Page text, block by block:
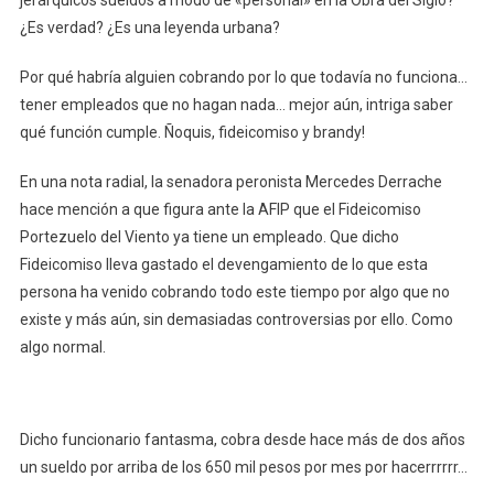
¿Es verdad? ¿Es una leyenda urbana?
Por qué habría alguien cobrando por lo que todavía no funciona…
tener empleados que no hagan nada… mejor aún, intriga saber
qué función cumple. Ñoquis, fideicomiso y brandy!
En una nota radial, la senadora peronista Mercedes Derrache
hace mención a que figura ante la AFIP que el Fideicomiso
Portezuelo del Viento ya tiene un empleado. Que dicho
Fideicomiso lleva gastado el devengamiento de lo que esta
persona ha venido cobrando todo este tiempo por algo que no
existe y más aún, sin demasiadas controversias por ello. Como
algo normal.
Dicho funcionario fantasma, cobra desde hace más de dos años
un sueldo por arriba de los 650 mil pesos por mes por hacerrrrrr…